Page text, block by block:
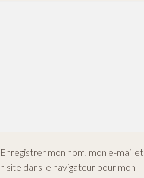
Enregistrer mon nom, mon e-mail et
site dans le navigateur pour mon